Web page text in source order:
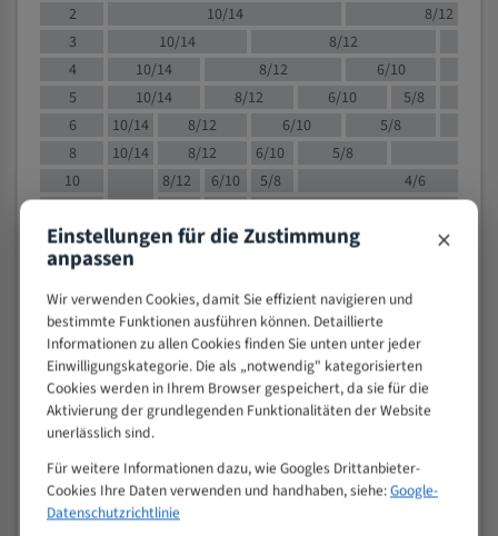
2
10/14
8/12
3
10/14 8/12
4
10/14 8/12 6/10
5
10/14 8/12 6/10
5/8
6
10/14 8/12 6/10
5/8
8
10/14 8/12 6/10 5/8
10
8/12 6/10 5/8
4/6
15
8/12 6/10
4/5
20
30
4/5
50
80
> 100
VOLLMATERIAL
M (mm)
Zoll (ZpZ))
>
25
10/14
Einstellungen für die Zustimmung
anpassen ×
Wir verwenden Cookies, damit Sie effizient navigieren und
bestimmte Funktionen ausführen können. Detaillierte
Informationen zu allen Cookies finden Sie unten unter jeder
Einwilligungskategorie. Die als „notwendig" kategorisierten
Cookies werden in Ihrem Browser gespeichert, da sie für die
Aktivierung der grundlegenden Funktionalitäten der Website
unerlässlich sind.
Für weitere Informationen dazu, wie Googles Drittanbieter-
Cookies Ihre Daten verwenden und handhaben, siehe:Google-
Datenschutzrichtlinie